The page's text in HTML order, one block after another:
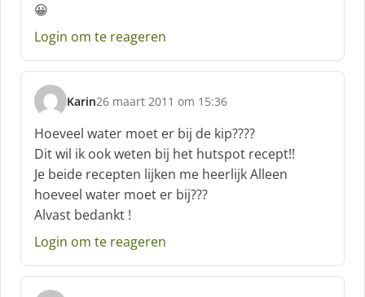
😀
Login om te reageren
Karin
s
c
h
r
e
e
f
26 maart 2011 om 15:36
Hoeveel water moet er bij de kip????
Dit wil ik ook weten bij het hutspot recept!!
Je beide recepten lijken me heerlijk Alleen
hoeveel water moet er bij???
Alvast bedankt !
Login om te reageren